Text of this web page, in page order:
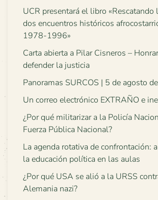
UCR presentará el libro «Rescatando
dos encuentros históricos
1978-1996»
Carta abierta a Pilar Cisneros –
defender la justicia
Panoramas SURCOS | 5 de agosto
Un correo electrónico EXTRAÑO e
¿Por qué militarizar a la Policía
Fuerza Pública Nacional?
La agenda rotativa de confrontación:
la educación política en las aulas
¿Por qué USA se alió a la URSS
Alemania nazi?